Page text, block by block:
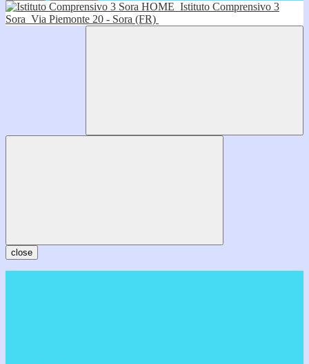
HOME Istituto Comprensivo 3
Sora Via Piemonte 20 - Sora (FR)
close